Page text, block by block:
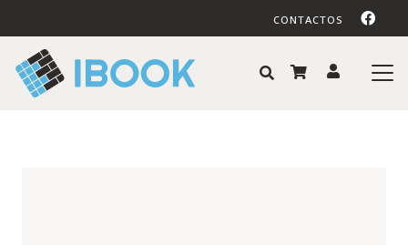
CONTACTOS